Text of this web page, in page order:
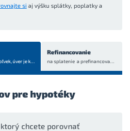
si aj výšku splátky, poplatky a
úver jekrytý bytom alebo domom
Refinancovanie
na splatenie a prefinancovanie
pre hypotéky
chcete porovnať